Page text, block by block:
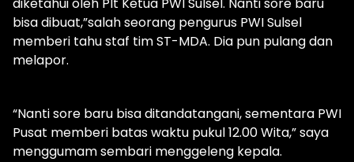
diketahui oleh Plt Ketua PWI Sulsel. Nanti sore baru
bisa dibuat,”salah seorang pengurus PWI Sulsel
memberi tahu staf tim ST-MDA. Dia pun pulang dan
melapor.
“Nanti sore baru bisa ditandatangani, sementara PWI
Pusat memberi batas waktu pukul 12.00 Wita,” saya
menggumam sembari menggeleng kepala.